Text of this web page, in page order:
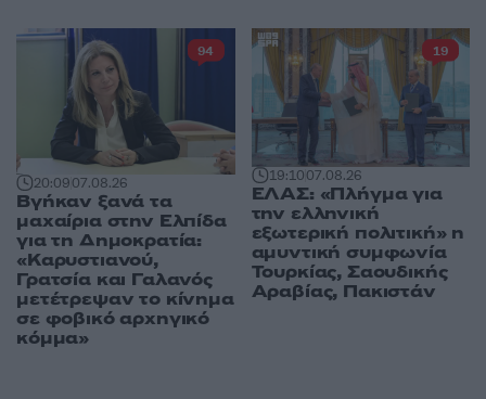
20:0907.08.26
Βγήκαν ξανά τα
μαχαίρια στην Ελπίδα
για τη Δημοκρατία:
«Καρυστιανού,
Γρατσία και Γαλανός
μετέτρεψαν το κίνημα
σε φοβικό αρχηγικό
κόμμα»
94
19:1007.08.26
ΕΛΑΣ: «Πλήγμα για
την ελληνική
εξωτερική πολιτική» η
αμυντική συμφωνία
Τουρκίας, Σαουδικής
Αραβίας, Πακιστάν
19